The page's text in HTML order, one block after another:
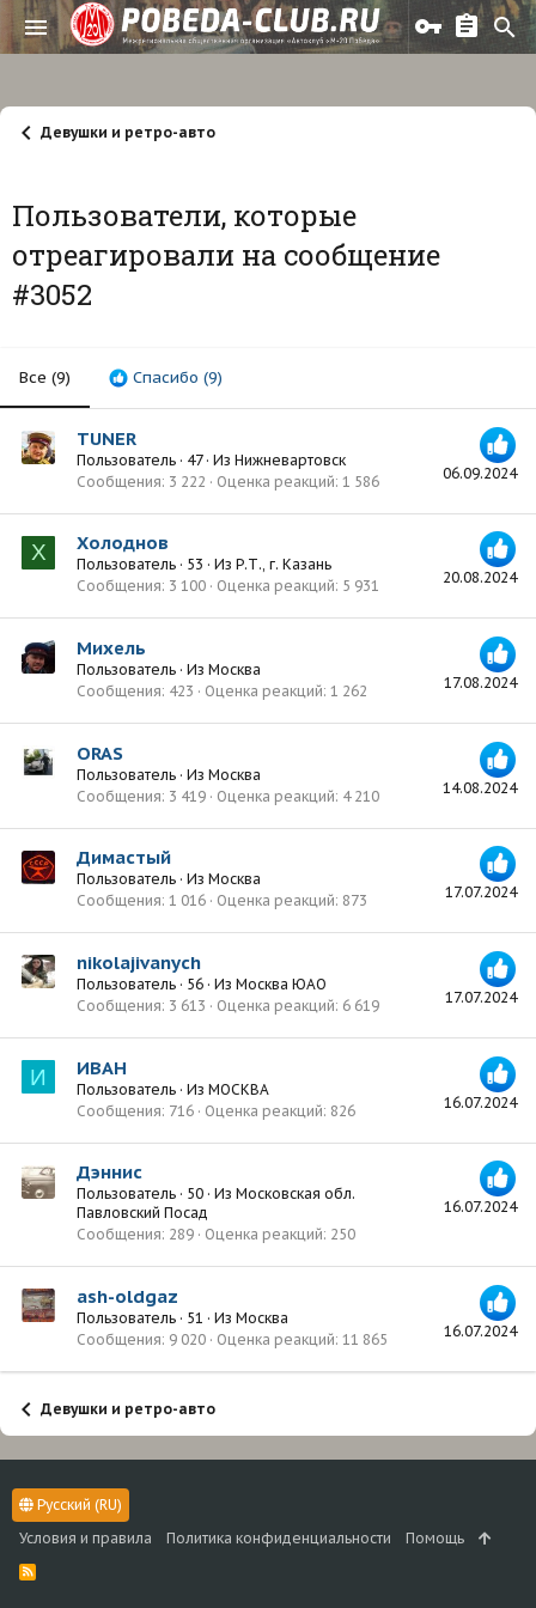
Девушки и ретро-авто
Пользователи, которые
отреагировали на сообщение
#3052
Все (9) Спасибо (9)
06.09.2024
TUNER
Пользователь · 47 · Из Нижневартовск
Сообщения 3 222 Оценка реакций 1 586
Х
20.08.2024
Холоднов
Пользователь · 53 · Из Р.Т., г. Казань
Сообщения 3 100 Оценка реакций 5 931
17.08.2024
Михель
Пользователь · Из Москва
Сообщения 423 Оценка реакций 1 262
14.08.2024
ORAS
Пользователь · Из Москва
Сообщения 3 419 Оценка реакций 4 210
17.07.2024
Димастый
Пользователь · Из Москва
Сообщения 1 016 Оценка реакций 873
17.07.2024
nikolajivanych
Пользователь · 56 · Из Москва ЮАО
Сообщения 3 613 Оценка реакций 6 619
И
16.07.2024
ИВАН
Пользователь · Из МОСКВА
Сообщения 716 Оценка реакций 826
16.07.2024
Дэннис
Пользователь · 50 · Из Московская обл.
Павловский Посад
Сообщения 289 Оценка реакций 250
16.07.2024
ash-oldgaz
Пользователь · 51 · Из Москва
Сообщения 9 020 Оценка реакций 11 865
Девушки и ретро-авто
Русский (RU)
Условия и правила
Политика конфиденциальности Помощь
R